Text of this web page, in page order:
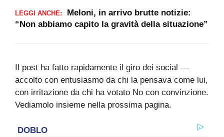
LEGGI ANCHE:
Meloni, in arrivo brutte notizie:
“Non abbiamo capito la gravità della situazione”
Il post ha fatto rapidamente il giro dei social —
accolto con entusiasmo da chi la pensava come lui,
con irritazione da chi ha votato No con convinzione.
Vediamolo insieme nella prossima pagina.